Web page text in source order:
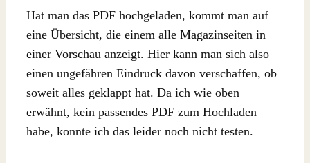
Hat man das PDF hochgeladen, kommt man auf
eine Übersicht, die einem alle Magazinseiten in
einer Vorschau anzeigt. Hier kann man sich also
einen ungefähren Eindruck davon verschaffen, ob
soweit alles geklappt hat. Da ich wie oben
erwähnt, kein passendes PDF zum Hochladen
habe, konnte ich das leider noch nicht testen.